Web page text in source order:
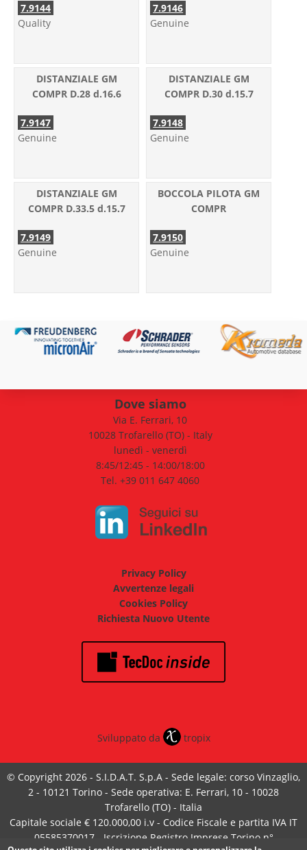
7.9144
Quality
7.9146
Genuine
DISTANZIALE GM
COMPR D.28 d.16.6
7.9147
Genuine
DISTANZIALE GM
COMPR D.30 d.15.7
7.9148
Genuine
DISTANZIALE GM
COMPR D.33.5 d.15.7
7.9149
Genuine
BOCCOLA PILOTA GM
COMPR
7.9150
Genuine
Dove siamo
Via E. Ferrari, 10
10028 Trofarello (TO) - Italy
lunedì - venerdì
8:45/12:45 - 14:00/18:00
Tel. +39 011 647 4060
Privacy Policy
Avvertenze legali
Cookies Policy
Richiesta Nuovo Utente
Sviluppato da tropix
© Copyright 2026 - S.I.D.A.T. S.p.A - Sede legale: corso Vinzaglio,
2 - 10121 Torino - Sede operativa: E. Ferrari, 10 - 10028
Trofarello (TO) - Italia
Capitale sociale € 120.000,00 i.v - Codice Fiscale e partita IVA IT
05585370017 - Iscrizione Registro Imprese Torino n°